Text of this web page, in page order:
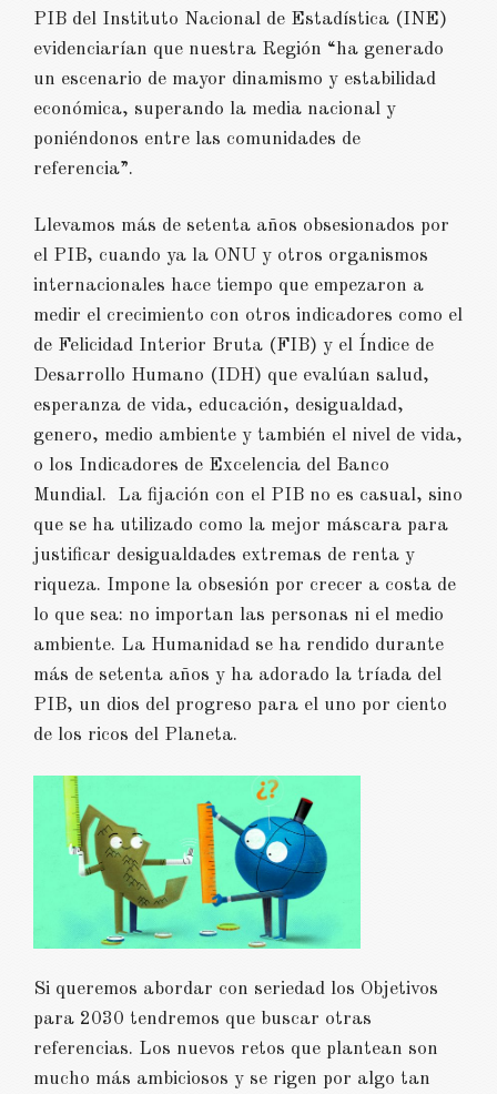
PIB del Instituto Nacional de Estadística (INE)
evidenciarían que nuestra Región “ha generado
un escenario de mayor dinamismo y estabilidad
económica, superando la media nacional y
poniéndonos entre las comunidades de
referencia”.
Llevamos más de setenta años obsesionados por
el PIB, cuando ya la ONU y otros organismos
internacionales hace tiempo que empezaron a
medir el crecimiento con otros indicadores como el
de Felicidad Interior Bruta (FIB) y el Índice de
Desarrollo Humano (IDH) que evalúan salud,
esperanza de vida, educación, desigualdad,
genero, medio ambiente y también el nivel de vida,
o los Indicadores de Excelencia del Banco
Mundial. La fijación con el PIB no es casual, sino
que se ha utilizado como la mejor máscara para
justificar desigualdades extremas de renta y
riqueza. Impone la obsesión por crecer a costa de
lo que sea: no importan las personas ni el medio
ambiente. La Humanidad se ha rendido durante
más de setenta años y ha adorado la tríada del
PIB, un dios del progreso para el uno por ciento
de los ricos del Planeta.
Si queremos abordar con seriedad los Objetivos
para 2030 tendremos que buscar otras
referencias. Los nuevos retos que plantean son
mucho más ambiciosos y se rigen por algo tan